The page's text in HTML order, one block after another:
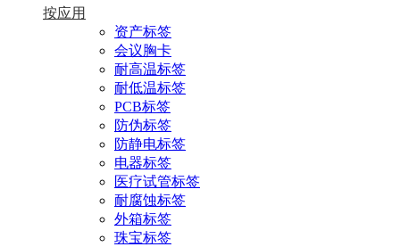
按应用
资产标签
会议胸卡
耐高温标签
耐低温标签
PCB标签
防伪标签
防静电标签
电器标签
医疗试管标签
耐腐蚀标签
外箱标签
珠宝标签